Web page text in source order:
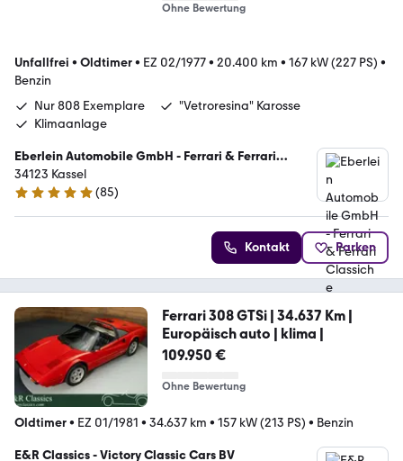
Ohne Bewertung
Unfallfrei • Oldtimer• EZ 02/1977• 20.400 km • 167 kW (227 PS) •
Benzin
Nur 808 Exemplare
"Vetroresina" Karosse
Klimaanlage
Eberlein Automobile GmbH - Ferrari & Ferrari
Classiche Vertragspartner
34123 Kassel
5 Sterne
(85)
Kontakt Parken
Ferrari 308 GTSi | 34.637 Km |
Europäisch auto | klima |
109.950 €
Ohne Bewertung
Oldtimer• EZ 01/1981 • 34.637 km • 157 kW (213 PS) • Benzin
E&R Classics - Victory Classic Cars BV